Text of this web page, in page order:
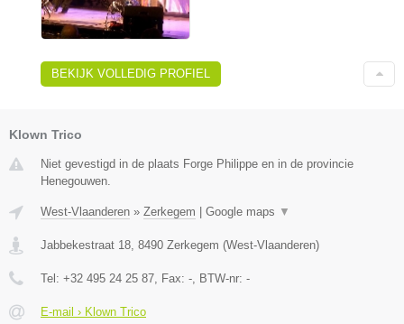
BEKIJK VOLLEDIG PROFIEL
Klown Trico
Niet gevestigd in de plaats Forge Philippe en in de provincie
Henegouwen.
West-Vlaanderen » Zerkegem | Google maps ▼
Jabbekestraat 18 8490 Zerkegem (West-Vlaanderen)
Tel: +32 495 24 25 87 , Fax: - , BTW-nr: -
E-mail › Klown Trico